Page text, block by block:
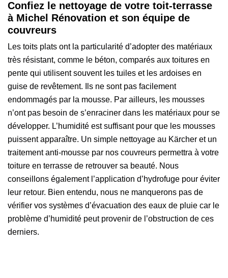
Confiez le nettoyage de votre toit-terrasse
à Michel Rénovation et son équipe de
couvreurs
Les toits plats ont la particularité d’adopter des matériaux
très résistant, comme le béton, comparés aux toitures en
pente qui utilisent souvent les tuiles et les ardoises en
guise de revêtement. Ils ne sont pas facilement
endommagés par la mousse. Par ailleurs, les mousses
n’ont pas besoin de s’enraciner dans les matériaux pour se
développer. L’humidité est suffisant pour que les mousses
puissent apparaître. Un simple nettoyage au Kärcher et un
traitement anti-mousse par nos couvreurs permettra à votre
toiture en terrasse de retrouver sa beauté. Nous
conseillons également l’application d’hydrofuge pour éviter
leur retour. Bien entendu, nous ne manquerons pas de
vérifier vos systèmes d’évacuation des eaux de pluie car le
problème d’humidité peut provenir de l’obstruction de ces
derniers.